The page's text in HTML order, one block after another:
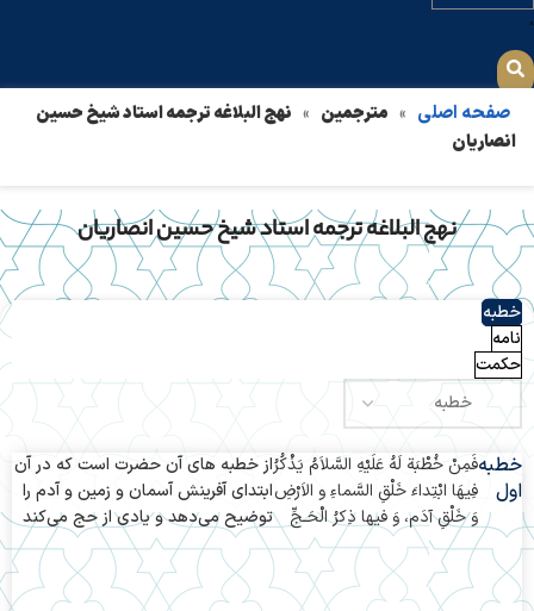
صفحه اصلی » مترجمین » نهج البلاغه ترجمه استاد شیخ حسین
انصاریان
نهج البلاغه ترجمه استاد شیخ حسین انصاریان
خطبه
نامه
حکمت
خطبه
اول
فَمِنْ خُطْبَة لَهُ عَلَيْهِ السَّلاَمُ يَذْكُرُ
فِيهَا ابْتِداءَ خَلْقِ السَّماءِ و الاَرْضِ
وَ خَلْقِ آدَم، وَ فيها ذِكرُ الْحَـجِّ
از خطبه های‌ آن حضرت است که در آن
ابتدای‌ آفرینش آسمان و زمین و آدم را
توضیح می‌‌دهد و یادی‌ از حج می‌‌کند